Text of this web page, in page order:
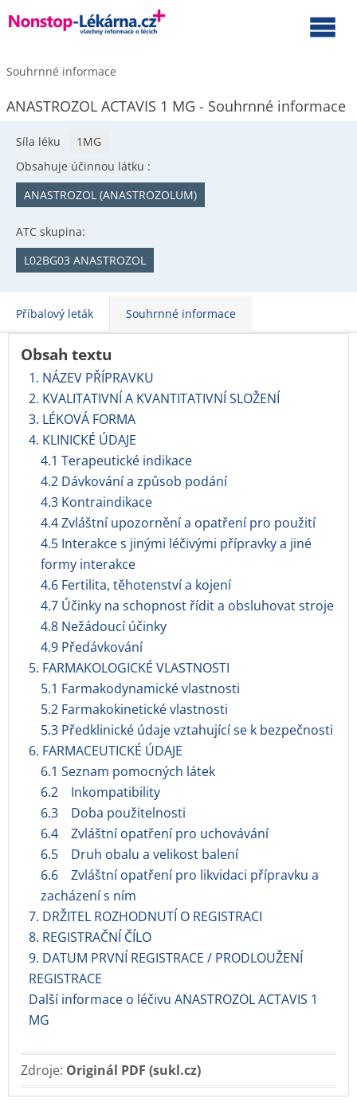
Souhrnné informace
ANASTROZOL ACTAVIS 1 MG - Souhrnné informace
Síla léku
1MG
Obsahuje účinnou látku :
ANASTROZOL (ANASTROZOLUM)
ATC skupina:
L02BG03 ANASTROZOL
Příbalový leták Souhrnné informace
Obsah textu
1. NÁZEV PŘÍPRAVKU
2. KVALITATIVNÍ A KVANTITATIVNÍ SLOŽENÍ
3. LÉKOVÁ FORMA
4. KLINICKÉ ÚDAJE
4.1 Terapeutické indikace
4.2 Dávkování a způsob podání
4.3 Kontraindikace
4.4 Zvláštní upozornění a opatření pro použití
4.5 Interakce s jinými léčivými přípravky a jiné
formy interakce
4.6 Fertilita, těhotenství a kojení
4.7 Účinky na schopnost řídit a obsluhovat stroje
4.8 Nežádoucí účinky
4.9 Předávkování
5. FARMAKOLOGICKÉ VLASTNOSTI
5.1 Farmakodynamické vlastnosti
5.2 Farmakokinetické vlastnosti
5.3 Předklinické údaje vztahující se k bezpečnosti
6. FARMACEUTICKÉ ÚDAJE
6.1 Seznam pomocných látek
6.2 Inkompatibility
6.3 Doba použitelnosti
6.4 Zvláštní opatření pro uchovávání
6.5 Druh obalu a velikost balení
6.6 Zvláštní opatření pro likvidaci přípravku a
zacházení s ním
7. DRŽITEL ROZHODNUTÍ O REGISTRACI
8. REGISTRAČNÍ ČÍLO
9. DATUM PRVNÍ REGISTRACE / PRODLOUŽENÍ
REGISTRACE
Další informace o léčivu ANASTROZOL ACTAVIS 1
MG
Zdroje: Originál PDF (sukl.cz)